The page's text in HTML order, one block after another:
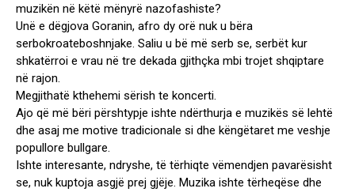
muzikën në këtë mënyrë nazofashiste?
Unë e dëgjova Goranin, afro dy orë nuk u bëra
serbokroateboshnjake. Saliu u bë më serb se, serbët kur
shkatërroi e vrau në tre dekada gjithçka mbi trojet shqiptare
në rajon.
Megjithatë kthehemi sërish te koncerti.
Ajo që më bëri përshtypje ishte ndërthurja e muzikës së lehtë
dhe asaj me motive tradicionale si dhe këngëtaret me veshje
popullore bullgare.
Ishte interesante, ndryshe, të tërhiqte vëmendjen pavarësisht
se, nuk kuptoja asgjë prej gjëje. Muzika ishte tërheqëse dhe